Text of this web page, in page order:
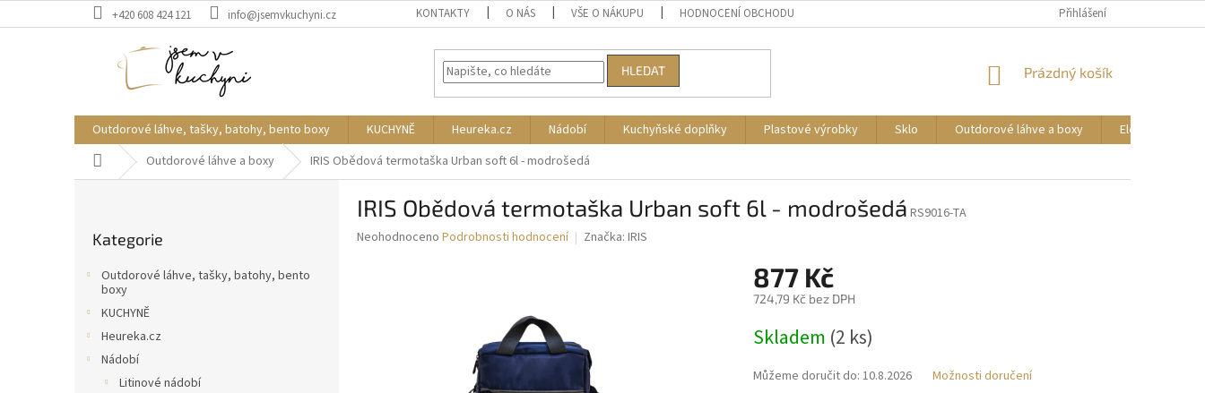
na
+420 608 424 121 info@jsemvkuchyni.cz KONTAKTY O NÁS VŠE O NÁKUPU HODNOCENÍ OBCHODU OBCHODNÍ PODMÍNKY
Přihlášení
HLEDAT
NÁKUPNÍ
Prázdný košík
Outdorové láhve, tašky, batohy, bento boxy KUCHYNĚ Heureka.cz Nádobí Kuchyňské doplňky Plastové výrobky Sklo Outdorové láhve a boxy
Elektrické
Domů Outdorové láhve a boxy IRIS Obědová termotaška Urban soft 6l - modrošedá
kategorie
Kategorie
Outdorové láhve, tašky, batohy, bento
boxy
KUCHYNĚ
Heureka.cz
Nádobí
Litinové nádobí
IRIS Obědová termotaška Urban soft 6l - modrošedá RS9016-TA
Průměrné
Neohodnoceno Podrobnosti hodnocení Značka: IRIS
877 Kč
724,79 Kč bez DPH
cena:
Skladem (2 ks)
Můžeme doručit do: 10.8.2026 Možnosti doručení